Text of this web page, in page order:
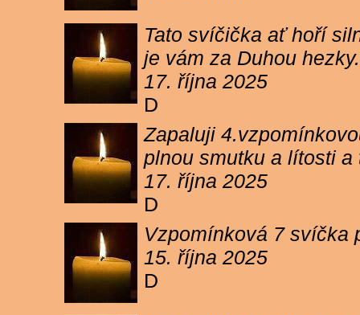
Tato svíčička ať hoří
je vám za Duhou
17. října 2025
D
Zapaluji
plnou smutku a lítosti
17. října 2025
D
Vzpomínková 7 svíčka
15. října 2025
D